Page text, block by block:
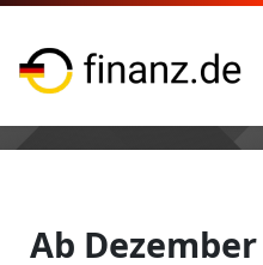
Ab Dezember